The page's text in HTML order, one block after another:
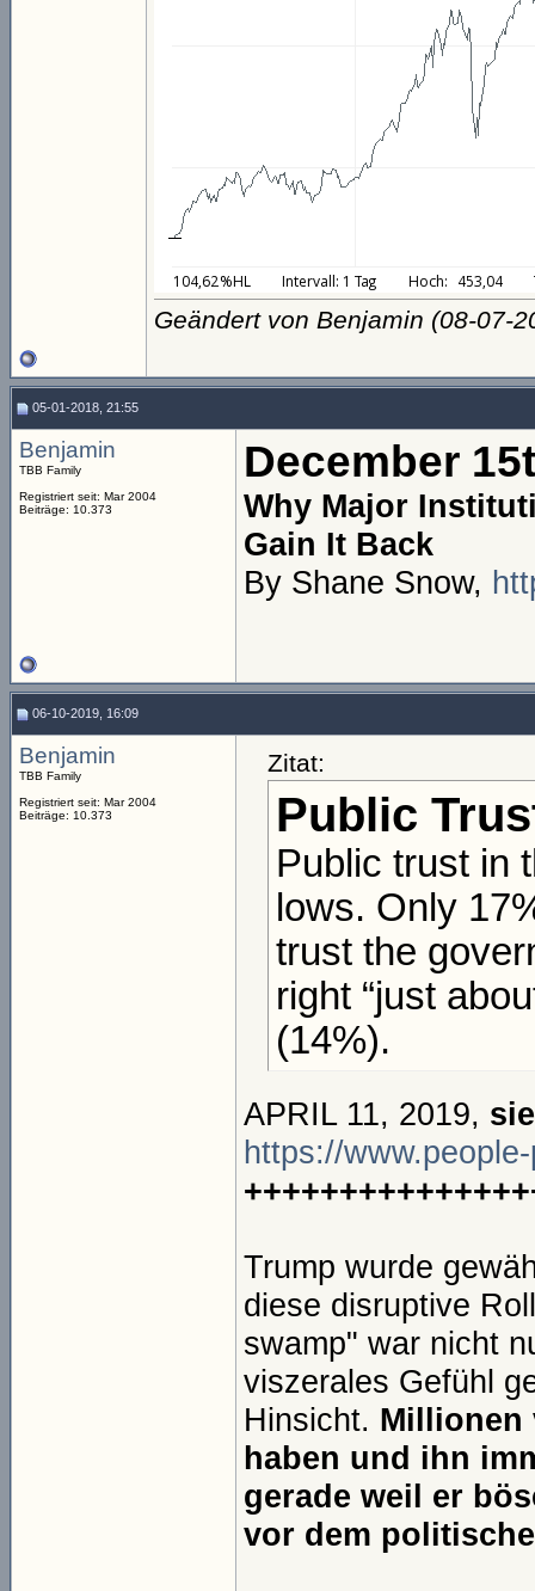
Geändert von Benjamin (08-07-
05-01-2018, 21:55
Benjamin
TBB Family
Registriert seit: Mar 2004
Beiträge: 10.373
December
Why Major
Gain It Back
By Shane Snow,
06-10-2019, 16:09
Benjamin
TBB Family
Registriert seit: Mar 2004
Beiträge: 10.373
Zitat:
Public
Public trust in
lows. Only
trust the
right “just
(14%).
APRIL 11, 2019,
https://
Trump wurde
diese disruptive
swamp" war nicht
viszerales Gefühl
Hinsicht. Millionen
haben und ihn
gerade weil er
vor dem